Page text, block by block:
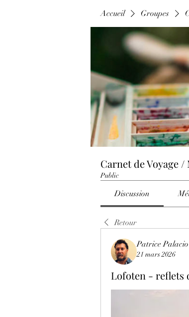
Accueil Groupes
Carnet de Voyage
Public
Discussion
Retour
Patrice Palacio
21 mars 2026
Lofoten - reflets